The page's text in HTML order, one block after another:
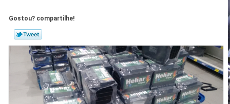
Gostou? compartilhe!